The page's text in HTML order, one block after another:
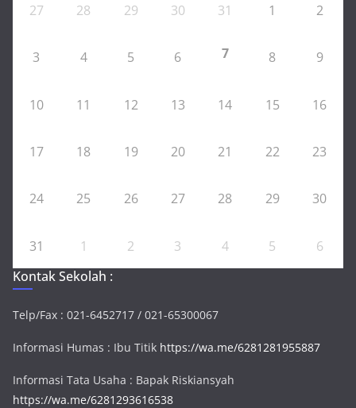
27 28 29 30 31 1 2
3 4 5 6 7 8 9
10 11 12 13 14 15 16
17 18 19 20 21 22 23
24 25 26 27 28 29 30
31 1 2 3 4 5
6
Kontak Sekolah :
Telp/Fax : 021-6452717 / 021-65300067
Informasi Humas : Ibu Titik https://wa.me/6281281955887
Informasi Tata Usaha : Bapak Riskiansyah
https://wa.me/6281293616538